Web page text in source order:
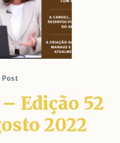
Post
Edição 52
2022